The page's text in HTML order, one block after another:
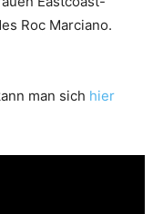
Roc Marciano.
man sich hier